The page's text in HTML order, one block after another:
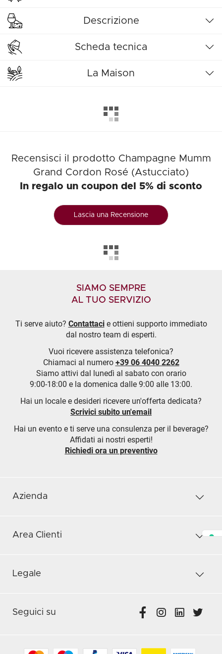
Descrizione
Scheda tecnica
La Maison
Recensisci il prodotto Champagne Mumm
Grand Cordon Rosé (Astucciato)
In regalo un coupon del 5% di sconto
Lascia una Recensione
SIAMO SEMPRE
AL TUO SERVIZIO
Ti serve aiuto? Contattacie ottieni supporto immediato
dal nostro team di esperti.
Vuoi ricevere assistenza telefonica?
Chiamaci al numero +39 06 4040 2262
Siamo attivi dal lunedì al sabato con orario
9:00-18:00 e la domenica dalle 9:00 alle 13:00.
Hai un locale e desideri ricevere un'offerta dedicata?
Scrivici subito un'email
Hai un evento e ti serve una consulenza per il beverage?
Affidati ai nostri esperti!
Richiedi ora un preventivo
Azienda
Area Clienti
Legale
Seguici su